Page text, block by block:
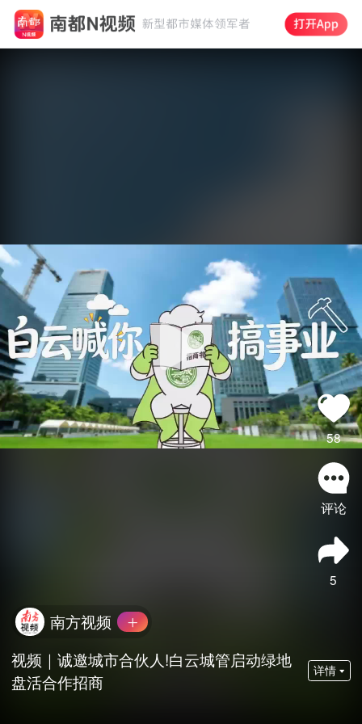
58
评论
5
南方视频
视频｜诚邀城市合伙人!白云城管启动绿地
盘活合作招商
详情